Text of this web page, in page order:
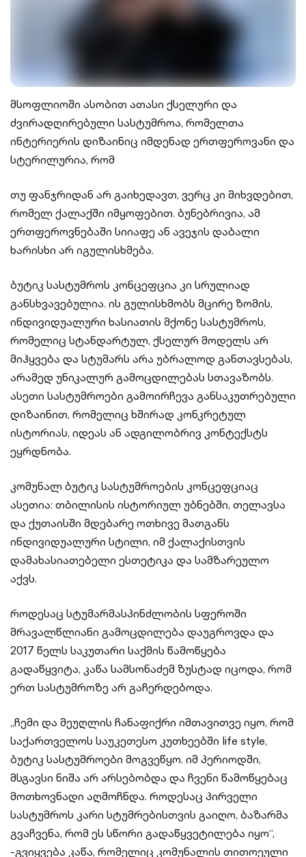
მსოფლიოში ასობით ათასი ქსელური და
ძვირადღირებული სასტუმროა, რომელთა
ინტერიერის დიზაინიც იმდენად ერთფეროვანი და
სტერილურია, რომ
თუ ფანჯრიდან არ გაიხედავთ, ვერც კი მიხვდებით,
რომელ ქალაქში იმყოფებით. ბუნებრივია, ამ
ერთფეროვნებაში სიიაფე ან ავეჯის დაბალი
ხარისხი არ იგულისხმება.
ბუტიკ სასტუმროს კონცეფცია კი სრულიად
განსხვავებულია. ის გულისხმობს მცირე ზომის,
ინდივიდუალური ხასიათის მქონე სასტუმროს,
რომელიც სტანდარტულ, ქსელურ მოდელს არ
მიჰყვება და სტუმარს არა უბრალოდ განთავსებას,
არამედ უნიკალურ გამოცდილებას სთავაზობს.
ასეთი სასტუმროები გამოირჩევა განსაკუთრებული
დიზაინით, რომელიც ხშირად კონკრეტულ
ისტორიას, იდეას ან ადგილობრივ კონტექსტს
ეყრდნობა.
კომუნალ ბუტიკ სასტუმროების კონცეფციაც
ასეთია: თბილისის ისტორიულ უბნებში, თელავსა
და ქუთაისში მდებარე ოთხივე მათგანს
ინდივიდუალური სტილი, იმ ქალაქისთვის
დამახასიათებელი ესთეტიკა და სამზარეულო
აქვს.
როდესაც სტუმარმასპინძლობის სფეროში
მრავალწლიანი გამოცდილება დაუგროვდა და
2017 წელს საკუთარი საქმის წამოწყება
გადაწყვიტა, კაწა სამსონაძემ ზუსტად იცოდა, რომ
ერთ სასტუმროზე არ გაჩერდებოდა.
„ჩემი და მეუღლის ჩანაფიქრი იმთავითვე იყო, რომ
საქართველოს საუკეთესო კუთხეებში life style,
ბუტიკ სასტუმროები მოგვეწყო. იმ პერიოდში,
მსგავსი ნიშა არ არსებობდა და ჩვენი წამოწყებაც
მოთხოვნადი აღმოჩნდა. როდესაც პირველი
სასტუმროს კარი სტუმრებისთვის გაიღო, ბაზარმა
გვაჩვენა, რომ ეს სწორი გადაწყვეტილება იყო“,
-გვიყვება კაწა, რომელიც კომუნალის თითოეული